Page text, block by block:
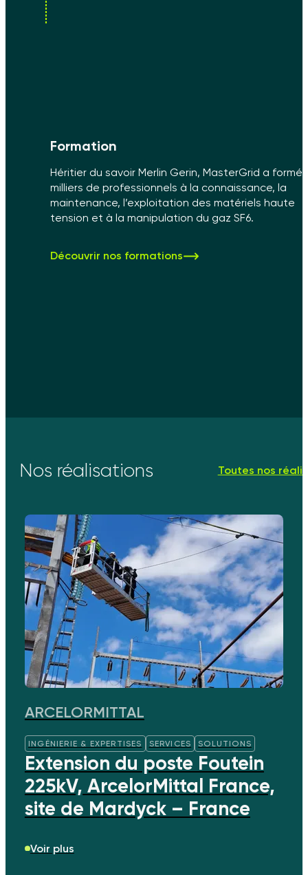
Formation
Héritier du savoir Merlin Gerin, MasterGrid a formé
milliers de professionnels à la connaissance, la
maintenance, l’exploitation des matériels haute
tension et à la manipulation du gaz SF6.
Découvrir nos formations
Nos réalisations Toutes nos
ARCELORMITTAL
INGÉNIERIE & EXPERTISES SERVICES SOLUTIONS
Extension du poste Foutein
225kV, ArcelorMittal France,
site de Mardyck – France
Voir plus